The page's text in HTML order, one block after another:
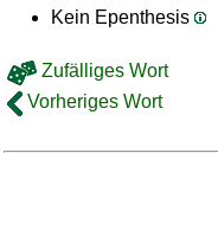
Kein Epenthesis
Zufälliges Wort
Vorheriges Wort